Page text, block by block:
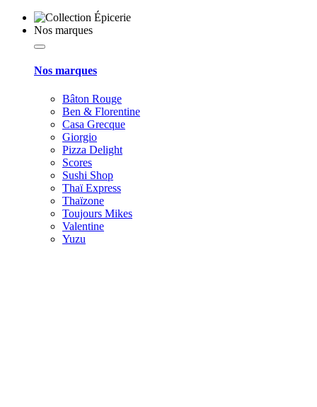
Nos marques
Nos marques
Bâton Rouge
Ben & Florentine
Casa Grecque
Giorgio
Pizza Delight
Scores
Sushi Shop
Thaï Express
Thaïzone
Toujours Mikes
Valentine
Yuzu